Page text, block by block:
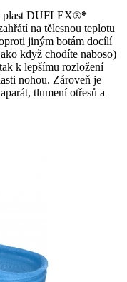
plast DUFLEX®*
na tělesnou teplotu
jiným botám docílí
když chodíte naboso)
k lepšímu rozložení
nohou. Zároveň je
tlumení otřesů a